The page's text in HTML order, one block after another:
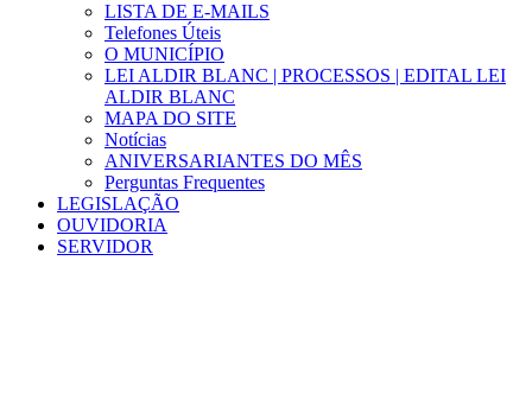
LISTA DE E-MAILS
Telefones Úteis
O MUNICÍPIO
LEI ALDIR BLANC | PROCESSOS | EDITAL LEI
ALDIR BLANC
MAPA DO SITE
Notícias
ANIVERSARIANTES DO MÊS
Perguntas Frequentes
LEGISLAÇÃO
OUVIDORIA
SERVIDOR